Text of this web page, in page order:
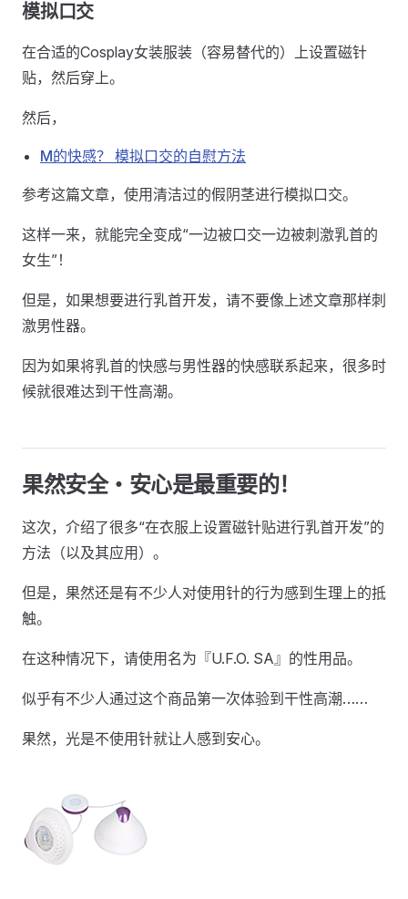
模拟口交
在合适的Cosplay女装服装（容易替代的）上设置磁针
贴，然后穿上。
然后，
M的快感？ 模拟口交的自慰方法
参考这篇文章，使用清洁过的假阴茎进行模拟口交。
这样一来，就能完全变成“一边被口交一边被刺激乳首的
女生”！
但是，如果想要进行乳首开发，请不要像上述文章那样刺
激男性器。
因为如果将乳首的快感与男性器的快感联系起来，很多时
候就很难达到干性高潮。
果然安全・安心是最重要的！
这次，介绍了很多“在衣服上设置磁针贴进行乳首开发”的
方法（以及其应用）。
但是，果然还是有不少人对使用针的行为感到生理上的抵
触。
在这种情况下，请使用名为『U.F.O. SA』的性用品。
似乎有不少人通过这个商品第一次体验到干性高潮……
果然，光是不使用针就让人感到安心。